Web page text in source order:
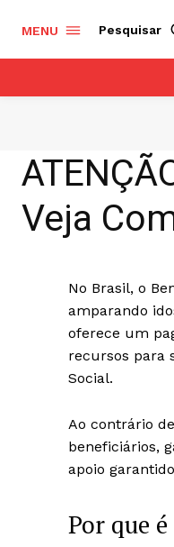
MENU Pesquisar
Veja
No Brasil, o
amparando
oferece um
recursos para
Social.
Ao contrário
beneficiários,
apoio
Por que